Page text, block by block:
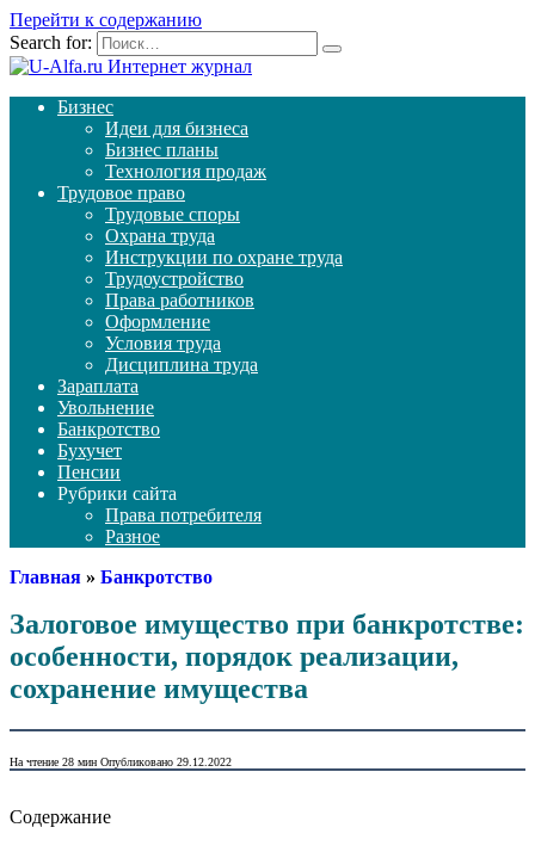
Перейти к содержанию
Search for:
Бизнес
Идеи для бизнеса
Бизнес планы
Технология продаж
Трудовое право
Трудовые споры
Охрана труда
Инструкции по охране труда
Трудоустройство
Права работников
Оформление
Условия труда
Дисциплина труда
Зараплата
Увольнение
Банкротство
Бухучет
Пенсии
Рубрики сайта
Права потребителя
Разное
Главная » Банкротство
Залоговое имущество при банкротстве:
особенности, порядок реализации,
сохранение имущества
На чтение 28 мин Опубликовано 29.12.2022
Содержание